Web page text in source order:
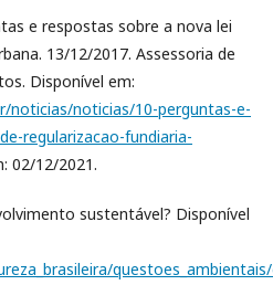
e respostas sobre a nova lei
13/12/2017. Assessoria de
Disponível em:
noticias/noticias/10-perguntas-e-
regularizacao-fundiaria-
02/12/2021.
sustentável? Disponível